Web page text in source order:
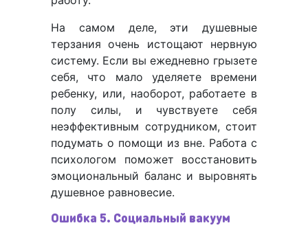
На самом деле, эти душевные
терзания очень истощают нервную
систему. Если вы ежедневно грызете
себя, что мало уделяете времени
ребенку, или, наоборот, работаете в
полу силы, и чувствуете себя
неэффективным сотрудником, стоит
подумать о помощи из вне. Работа с
психологом поможет восстановить
эмоциональный баланс и выровнять
душевное равновесие.
Ошибка 5. Социальный вакуум